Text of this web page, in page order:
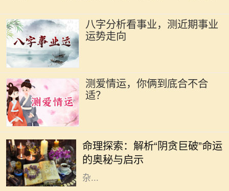
八字分析看事业，测近期事业
运势走向
测爱情运，你俩到底合不合
适？
命理探索：解析“阴贪巨破”命运
的奥秘与启示
一直以来被人们广泛探讨和应用。在
众多命格中，“阴贪巨破”命是一种较
为特殊的命型，通常被认为具有复
杂...
在中国传统命理学中，蛇被视为智慧